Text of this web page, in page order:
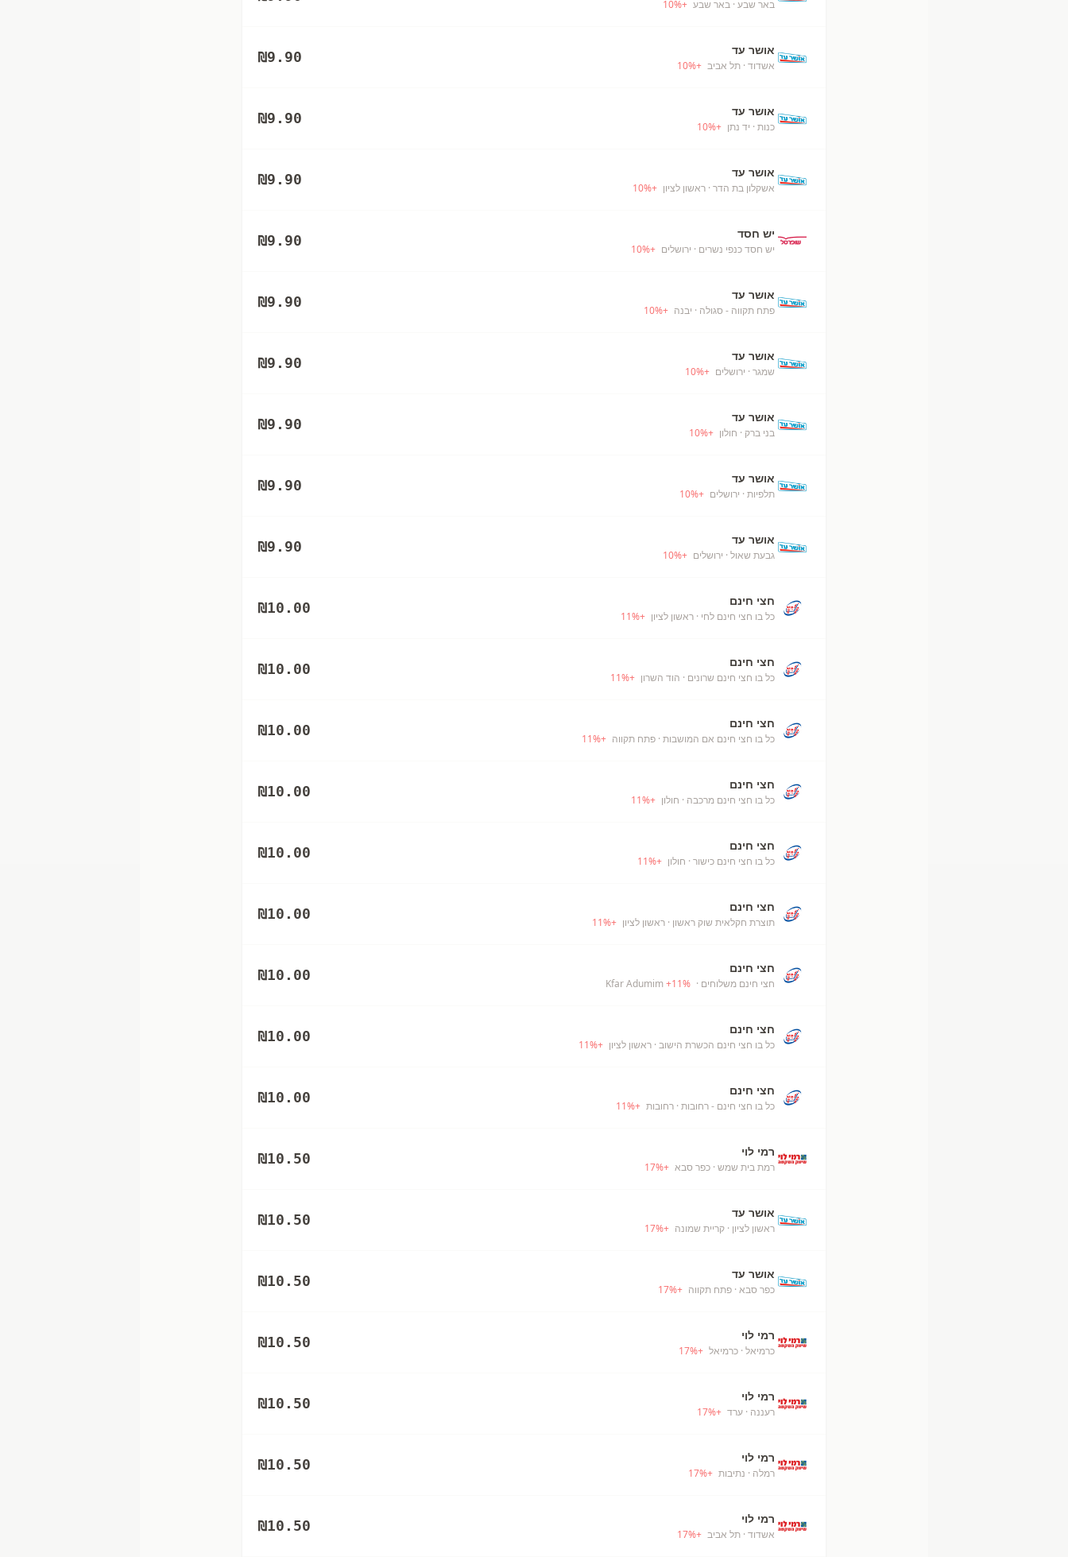
באר שבע · באר שבע +
10%
אושר עד
אשדוד · תל אביב +
10%
₪9.90
אושר עד
כנות · יד נתן +
10%
₪9.90
אושר עד
אשקלון בת הדר · ראשון לציון +
10%
₪9.90
יש חסד
יש חסד כנפי נשרים · ירושלים +
10%
₪9.90
אושר עד
פתח תקווה - סגולה · יבנה +
10%
₪9.90
אושר עד
שמגר · ירושלים +
10%
₪9.90
אושר עד
בני ברק · חולון +
10%
₪9.90
אושר עד
תלפיות · ירושלים +
10%
₪9.90
אושר עד
גבעת שאול · ירושלים +
10%
₪9.90
חצי חינם
כל בו חצי חינם לחי · ראשון לציון +
11%
₪10.00
חצי חינם
כל בו חצי חינם שרונים · הוד השרון +
11%
₪10.00
חצי חינם
כל בו חצי חינם אם המושבות · פתח תקווה +
11%
₪10.00
חצי חינם
כל בו חצי חינם מרכבה · חולון +
11%
₪10.00
חצי חינם
כל בו חצי חינם כישור · חולון +
11%
₪10.00
חצי חינם
תוצרת חקלאית שוק ראשון · ראשון לציון +
11%
₪10.00
חצי חינם
חצי חינם משלוחים · Kfar Adumim
+11%
₪10.00
חצי חינם
כל בו חצי חינם הכשרת הישוב · ראשון לציון +
11%
₪10.00
חצי חינם
כל בו חצי חינם - רחובות · רחובות +
11%
₪10.00
רמי לוי
רמת בית שמש · כפר סבא +
17%
₪10.50
אושר עד
ראשון לציון · קריית שמונה +
17%
₪10.50
אושר עד
כפר סבא · פתח תקווה +
17%
₪10.50
רמי לוי
כרמיאל · כרמיאל +
17%
₪10.50
רמי לוי
רעננה · ערד +
17%
₪10.50
רמי לוי
רמלה · נתיבות +
17%
₪10.50
רמי לוי
אשדוד · תל אביב +
17%
₪10.50